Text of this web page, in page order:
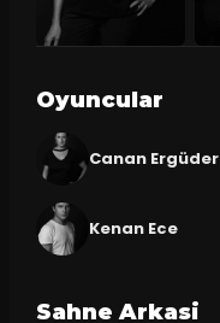
Oyuncular
Canan Ergüder
Kenan Ece
Sahne Arkasi